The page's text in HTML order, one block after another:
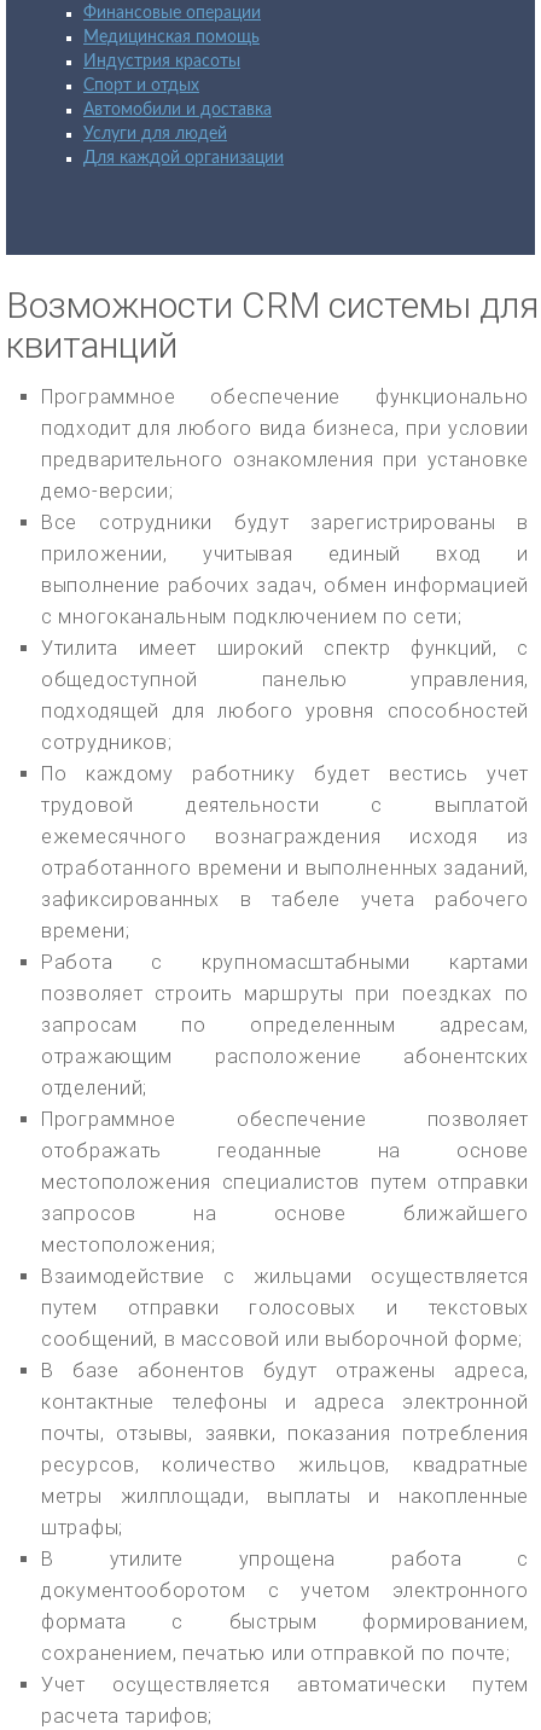
Финансовые операции
Медицинская помощь
Индустрия красоты
Спорт и отдых
Автомобили и доставка
Услуги для людей
Для каждой организации
Возможности CRM системы для
квитанций
Программное обеспечение функционально
подходит для любого вида бизнеса, при условии
предварительного ознакомления при установке
демо-версии;
Все сотрудники будут зарегистрированы в
приложении, учитывая единый вход и
выполнение рабочих задач, обмен информацией
с многоканальным подключением по сети;
Утилита имеет широкий спектр функций, с
общедоступной панелью управления,
подходящей для любого уровня способностей
сотрудников;
По каждому работнику будет вестись учет
трудовой деятельности с выплатой
ежемесячного вознаграждения исходя из
отработанного времени и выполненных заданий,
зафиксированных в табеле учета рабочего
времени;
Работа с крупномасштабными картами
позволяет строить маршруты при поездках по
запросам по определенным адресам,
отражающим расположение абонентских
отделений;
Программное обеспечение позволяет
отображать геоданные на основе
местоположения специалистов путем отправки
запросов на основе ближайшего
местоположения;
Взаимодействие с жильцами осуществляется
путем отправки голосовых и текстовых
сообщений, в массовой или выборочной форме;
В базе абонентов будут отражены адреса,
контактные телефоны и адреса электронной
почты, отзывы, заявки, показания потребления
ресурсов, количество жильцов, квадратные
метры жилплощади, выплаты и накопленные
штрафы;
В утилите упрощена работа с
документооборотом с учетом электронного
формата с быстрым формированием,
сохранением, печатью или отправкой по почте;
Учет осуществляется автоматически путем
расчета тарифов;